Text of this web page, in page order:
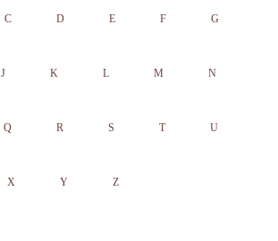
C D E F G
J K L M N
Q R S T U
X Y Z